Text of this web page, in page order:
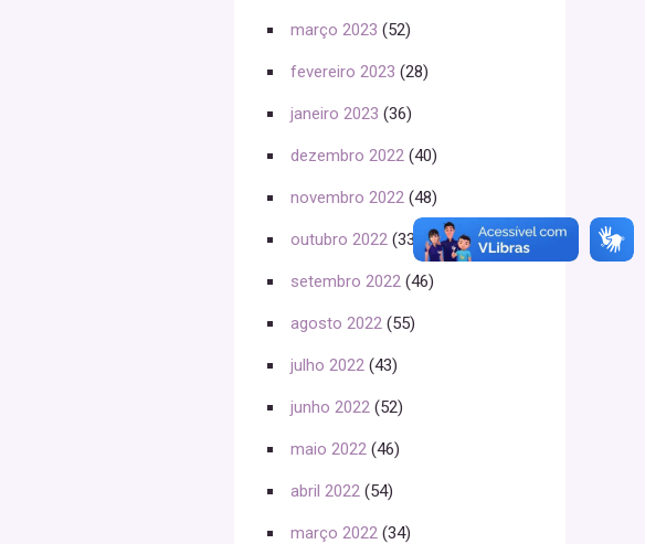
março 2023 (52)
fevereiro 2023 (28)
janeiro 2023 (36)
dezembro 2022 (40)
novembro 2022 (48)
outubro 2022 (33)
setembro 2022 (46)
agosto 2022 (55)
julho 2022 (43)
junho 2022 (52)
maio 2022 (46)
abril 2022 (54)
março 2022 (34)